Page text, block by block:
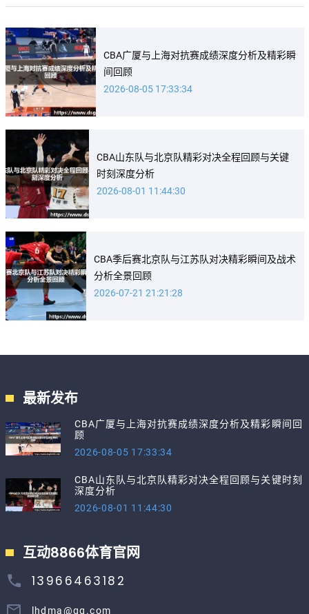
CBA广厦与上海对抗赛成绩深度分析及精彩瞬
间回顾
2026-08-05 17:33:34
CBA山东队与北京队精彩对决全程回顾与关键
时刻深度分析
2026-08-01 11:44:30
CBA季后赛北京队与江苏队对决精彩瞬间及战术
分析全景回顾
2026-07-21 21:21:28
最新发布
CBA广厦与上海对抗赛成绩深度分析及精彩瞬间回
顾
2026-08-05 17:33:34
CBA山东队与北京队精彩对决全程回顾与关键时刻
深度分析
2026-08-01 11:44:30
互动8866体育官网
13966463182
lhdma@qq.com